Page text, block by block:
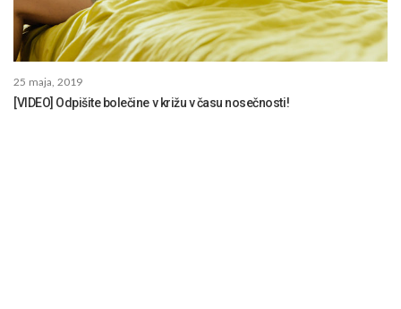
25 maja, 2019
[VIDEO] Odpišite bolečine v križu v času nosečnosti!